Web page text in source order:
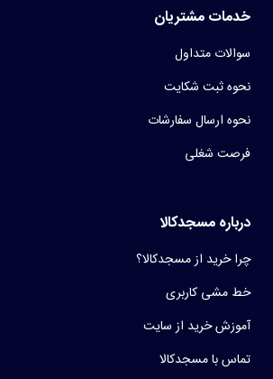
خدمات مشتریان
سوالات متداول
نحوه ثبت شکایت
نحوه ارسال سفارشات
فرصت شغلی
درباره مسجدکالا
چرا خرید از مسجدکالا؟
خط مشی کاربری
آموزش خرید از سایت
تماس با مسجدکالا